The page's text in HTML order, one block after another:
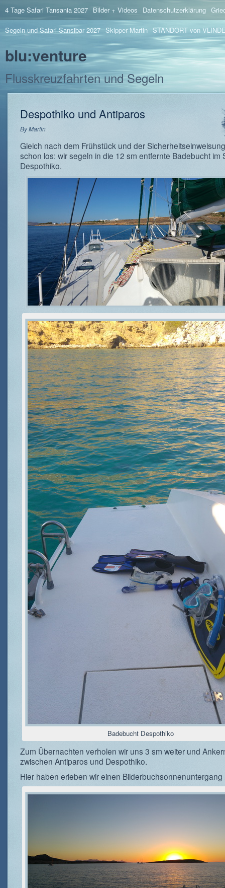
4 Tage Safari Tansania 2027 Bilder + Videos Datenschutzerklärung
Segeln und Safari Sansibar 2027 Skipper Martin STANDORT von
blu:venture
Flusskreuzfahrten und Segeln
Despothiko und Antiparos
ByMartin
Gleich nach dem Frühstück und der
schon los: wir segeln in die 12 sm entfernte Badebucht im
Despothiko.
Badebucht Despothiko
Zum Übernachten verholen wir uns 3 sm weiter und
zwischen Antiparos und Despothiko.
Hier haben erleben wir einen Bilderbuchsonnenuntergang